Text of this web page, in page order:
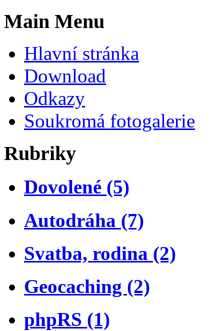
Main Menu
Hlavní stránka
Download
Odkazy
Soukromá fotogalerie
Rubriky
Dovolené (5)
Autodráha (7)
Svatba, rodina (2)
Geocaching (2)
phpRS (1)